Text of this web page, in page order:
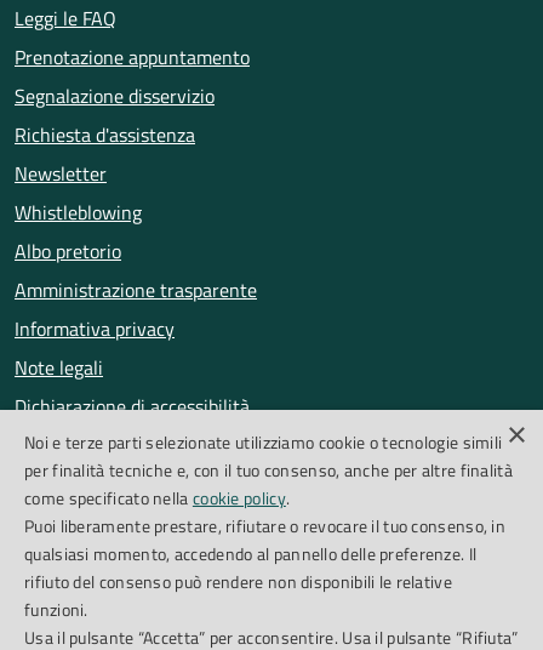
Leggi le FAQ
Prenotazione appuntamento
Segnalazione disservizio
Richiesta d'assistenza
Newsletter
Whistleblowing
Albo pretorio
Amministrazione trasparente
Informativa privacy
Note legali
Dichiarazione di accessibilità
Obiettivi di accessibilità
Segnalazioni accessibilità
SEGUICI SU
Facebook
×
Noi e terze parti selezionate utilizziamo cookie o tecnologie simili
per finalità tecniche e, con il tuo consenso, anche per altre finalità
come specificato nellacookie policy.
Puoi liberamente prestare, rifiutare o revocare il tuo consenso, in
qualsiasi momento, accedendo al pannello delle preferenze. Il
rifiuto del consenso può rendere non disponibili le relative
funzioni.
Usa il pulsante “Accetta” per acconsentire. Usa il pulsante “Rifiuta”